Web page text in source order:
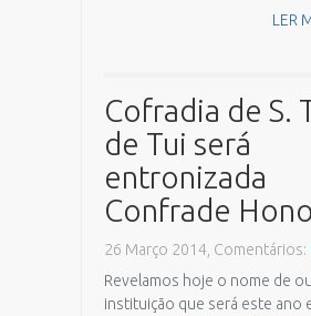
LER
Cofradia de S.
de Tui será
entronizada
Confrade
26 Março 2014, Comentários:
Revelamos hoje o nome de
instituição que será este ano